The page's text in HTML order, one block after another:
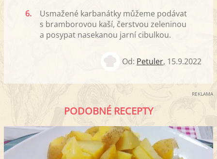
6.
Usmažené karbanátky můžeme podávat
s bramborovou kaší, čerstvou zeleninou
a posypat nasekanou jarní cibulkou.
Od: Petuler, 15.9.2022
REKLAMA
PODOBNÉ RECEPTY